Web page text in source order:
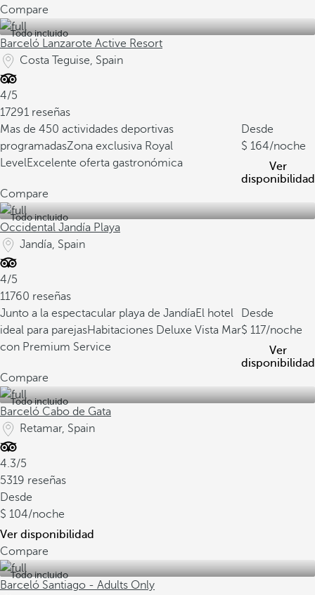
Compare
Todo incluido
Barceló Lanzarote Active Resort
Costa Teguise, Spain
4/5
17291 reseñas
Mas de 450 actividades deportivas
programadasZona exclusiva Royal
LevelExcelente oferta gastronómica
Desde
164/noche
Ver
disponibilidad
Compare
Todo incluido
Occidental Jandía Playa
Jandía, Spain
4/5
11760 reseñas
Junto a la espectacular playa de JandíaEl hotel
ideal para parejasHabitaciones Deluxe Vista Mar
con Premium Service
Desde
117/noche
Ver
disponibilidad
Compare
Todo incluido
Barceló Cabo de Gata
Retamar, Spain
4.3/5
5319 reseñas
Desde
104/noche
Ver disponibilidad
Compare
Todo incluido
Barceló Santiago - Adults Only